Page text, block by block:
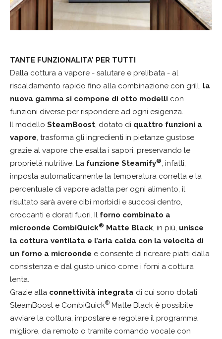
TANTE FUNZIONALITA' PER TUTTI
Dalla cottura a vapore - salutare e prelibata - al
riscaldamento rapido fino alla combinazione con grill, la
nuova gamma si compone di otto modelli con
funzioni diverse per rispondere ad ogni esigenza.
Il modello SteamBoost, dotato di quattro funzioni a
vapore, trasforma gli ingredienti in pietanze gustose
grazie al vapore che esalta i sapori, preservando le
proprietà nutritive. La funzione Steamify®, infatti,
imposta automaticamente la temperatura corretta e la
percentuale di vapore adatta per ogni alimento, il
risultato sarà avere cibi morbidi e succosi dentro,
croccanti e dorati fuori. Il forno combinato a
microonde CombiQuick® Matte Black, in più, unisce
la cottura ventilata e l’aria calda con la velocità di
un forno a microonde e consente di ricreare piatti dalla
consistenza e dal gusto unico come i forni a cottura
lenta.
Grazie alla connettività integrata di cui sono dotati
SteamBoost e CombiQuick® Matte Black è possibile
avviare la cottura, impostare e regolare il programma
migliore, da remoto o tramite comando vocale con